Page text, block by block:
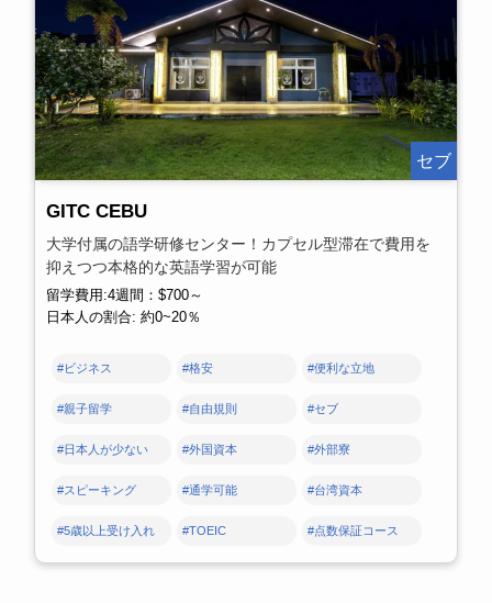
セブ
GITC CEBU
大学付属の語学研修センター！カプセル型滞在で費用を
抑えつつ本格的な英語学習が可能
留学費用:4週間：$700～
日本人の割合: 約0~20％
#ビジネス #格安 #便利な立地
#親子留学 #自由規則 #セブ
#日本人が少ない #外国資本 #外部寮
#スピーキング #通学可能 #台湾資本
#5歳以上受け入れ #TOEIC #点数保証コース